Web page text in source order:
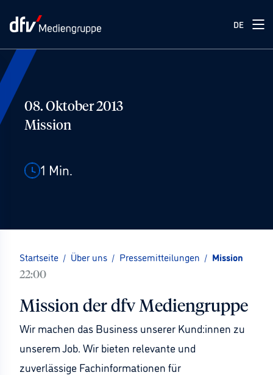
DE
08. Oktober 2013
Mission
1 Min.
Startseite / Über uns / Pressemitteilungen / Mission
22:00
Mission der dfv Mediengruppe
Wir machen das Business unserer Kund:innen zu
unserem Job. Wir bieten relevante und
zuverlässige Fachinformationen für